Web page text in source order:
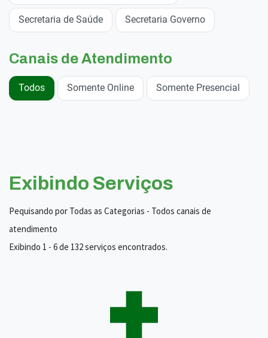
Secretaria de Saúde Secretaria Governo
Canais de Atendimento
Todos Somente Online Somente Presencial
Exibindo Serviços
Pequisando por Todas as Categorias - Todos canais de
atendimento
Exibindo 1 - 6 de 132 serviços encontrados.